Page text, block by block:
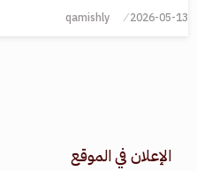
2026-05-13
qamishly
الإعلان في الموقع